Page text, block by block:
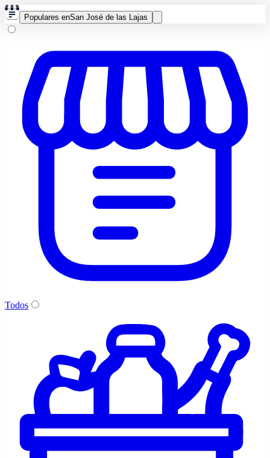
Populares enSan José de las Lajas
Todos